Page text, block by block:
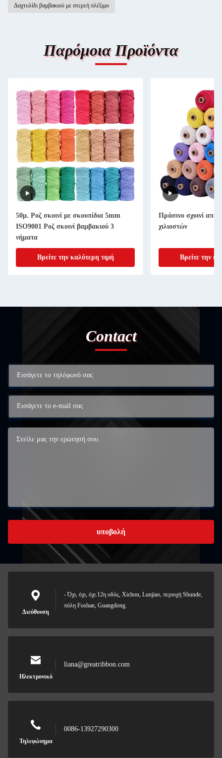
Δαχτυλίδι βαμβακιού με στερεή πλέξιμο
Παρόμοια Προϊόντα
50μ. Ροζ σκοινί με σκουπίδια 5mm
ISO9001 Ροζ σκοινί βαμβακιού 3
νήματα
Βρείτε την καλύτερη τιμή
Πράσινο σχοινί από
χιλιοστών
Βρείτε την
Contact
υποβολή
Διεύθυνση
- Όχι, όχι, όχι.12η οδός, Xichon, Lunjiao, περιοχή Shunde,
πόλη Foshan, Guangdong.
Ηλεκτρονικό
liana@greatribbon.com
Τηλεφώνημα
0086-13927290300